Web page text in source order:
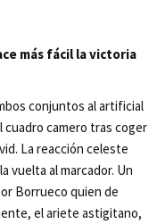
más fácil la victoria
conjuntos al artificial
cuadro camero tras coger
La reacción celeste
vuelta al marcador. Un
Borrueco quien de
el ariete astigitano,